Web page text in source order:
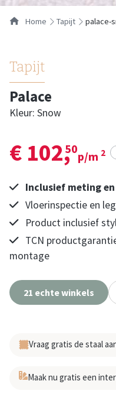
Home tapijt palace-
Tapijt
Palace
Kleur: Snow
€ 102,
50
p/m 2
Inclusief meting
Vloerinspectie en
Product inclusief
TCN
montage
21 echte winkels
Vraag gratis de staal
Maak nu gratis een